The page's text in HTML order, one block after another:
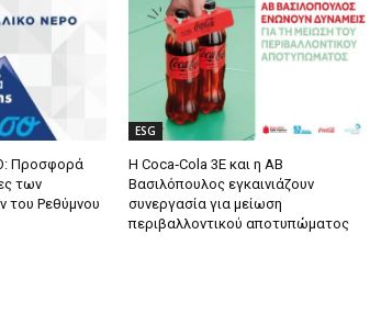
Προσφορά
των
του Ρεθύμνου
ESG
Η Coca‑Cola 3E και η ΑΒ
Βασιλόπουλος εγκαινιάζουν
συνεργασία για μείωση
περιβαλλοντικού αποτυπώματος